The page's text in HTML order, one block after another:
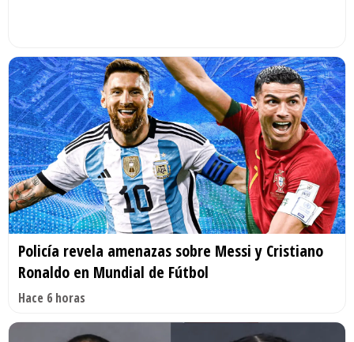
Policía revela amenazas sobre Messi y Cristiano
Ronaldo en Mundial de Fútbol
Hace 6 horas